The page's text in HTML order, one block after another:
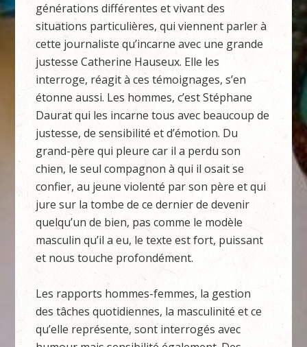
générations différentes et vivant des
situations particulières, qui viennent parler à
cette journaliste qu’incarne avec une grande
justesse Catherine Hauseux. Elle les
interroge, réagit à ces témoignages, s’en
étonne aussi. Les hommes, c’est Stéphane
Daurat qui les incarne tous avec beaucoup de
justesse, de sensibilité et d’émotion. Du
grand-père qui pleure car il a perdu son
chien, le seul compagnon à qui il osait se
confier, au jeune violenté par son père et qui
jure sur la tombe de ce dernier de devenir
quelqu’un de bien, pas comme le modèle
masculin qu’il a eu, le texte est fort, puissant
et nous touche profondément.
Les rapports hommes-femmes, la gestion
des tâches quotidiennes, la masculinité et ce
qu’elle représente, sont interrogés avec